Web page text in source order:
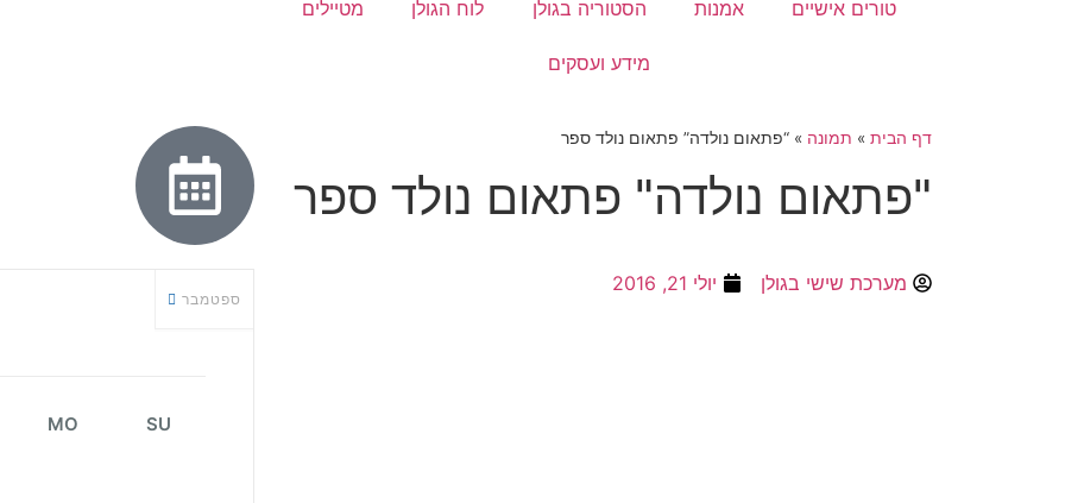
טורים אישיים אמנות הסטוריה בגולן לוח הגולן מטיילים
מידע ועסקים
דף הבית » תמונה » “פתאום נולדה” פתאום נולד ספר
"פתאום נולדה" פתאום נולד ספר
מערכת שישי בגולן יולי 21, 2016
ספטמבר
SU
MO